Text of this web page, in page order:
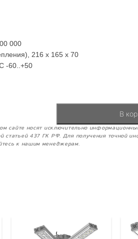
000
216 x 165 x 70
-60..+50
В
сайте носят исключительно
статьей 437 ГК РФ. Для получения точной
к нашим менеджерам.